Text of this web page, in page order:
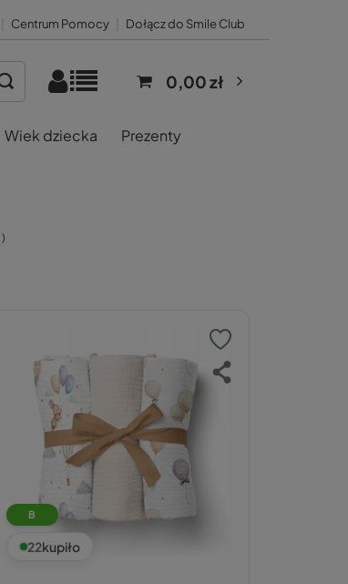
Centrum Pomocy Dołącz do Smile Club
0,00 zł
Wiek dziecka Prezenty
)
B
22kupiło